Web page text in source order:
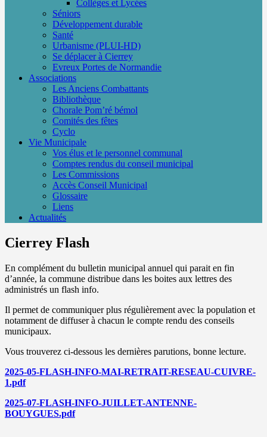
Collèges et Lycées
Séniors
Développement durable
Santé
Urbanisme (PLUI-HD)
Se déplacer à Cierrey
Evreux Portes de Normandie
Associations
Les Anciens Combattants
Bibliothèque
Chorale Pom’ré bémol
Comités des fêtes
Cyclo
Vie Municipale
Vos élus et le personnel communal
Comptes rendus du conseil municipal
Les Commissions
Accès Conseil Municipal
Glossaire
Liens
Actualités
Cierrey Flash
En complément du bulletin municipal annuel qui parait en fin
d’année, la commune distribue dans les boites aux lettres des
administrés un flash info.
Il permet de communiquer plus régulièrement avec la population et
notamment de diffuser à chacun le compte rendu des conseils
municipaux.
Vous trouverez ci-dessous les dernières parutions, bonne lecture.
2025-05-FLASH-INFO-MAI-RETRAIT-RESEAU-CUIVRE-
1.pdf
2025-07-FLASH-INFO-JUILLET-ANTENNE-
BOUYGUES.pdf